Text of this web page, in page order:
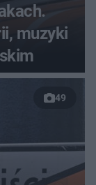
muzyki
49